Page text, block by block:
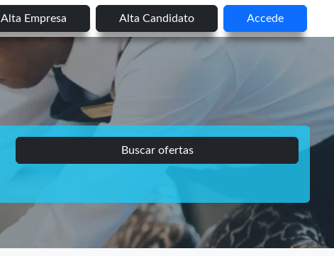
Alta Empresa Alta Candidato Accede
Buscar ofertas